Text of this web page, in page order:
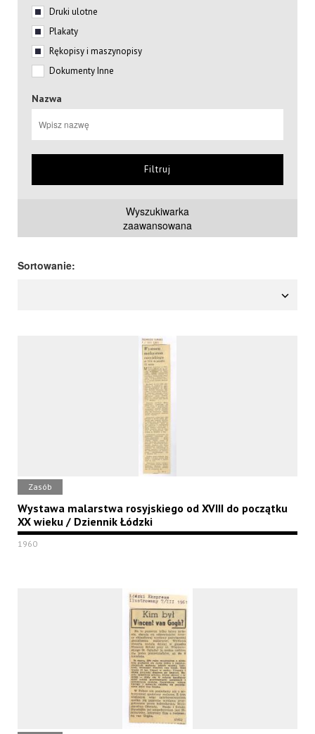
Druki ulotne
Plakaty
Rękopisy i maszynopisy
Dokumenty Inne
Nazwa
Filtruj
Wyszukiwarka
zaawansowana
Sortowanie:
Zasób
Wystawa malarstwa rosyjskiego od XVIII do początku
XX wieku / Dziennik Łódzki
1960